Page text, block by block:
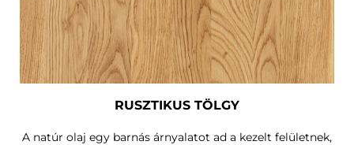
RUSZTIKUS TÖLGY
A natúr olaj egy barnás árnyalatot ad a kezelt felületnek,